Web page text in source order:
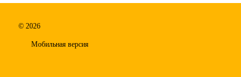
© 2026
Мобильная версия